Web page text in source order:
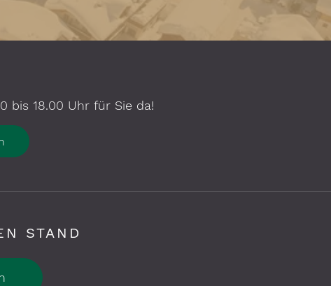
bis 18.00 Uhr für Sie da!
STAND